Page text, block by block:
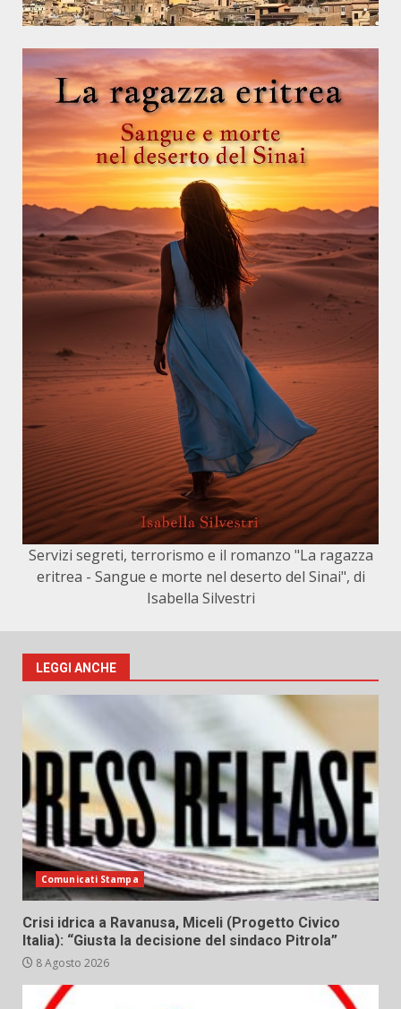
Servizi segreti, terrorismo e il romanzo "La ragazza
eritrea - Sangue e morte nel deserto del Sinai", di
Isabella Silvestri
LEGGI ANCHE
Comunicati Stampa
Crisi idrica a Ravanusa, Miceli (Progetto Civico
Italia): “Giusta la decisione del sindaco Pitrola”
8 Agosto 2026